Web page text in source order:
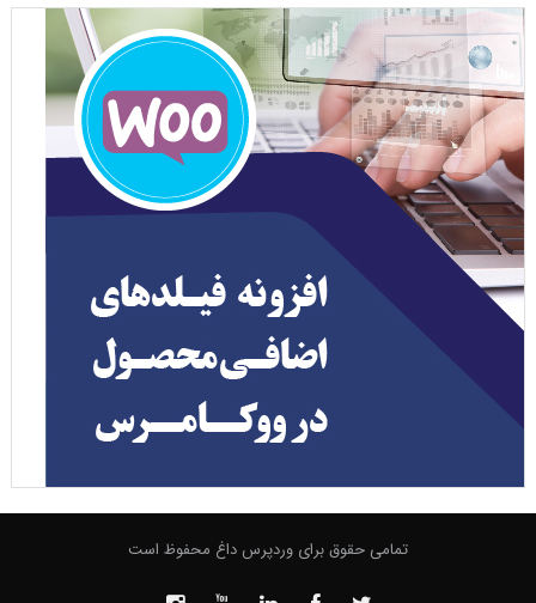
تمامی حقوق برای وردپرس داغ محفوظ است